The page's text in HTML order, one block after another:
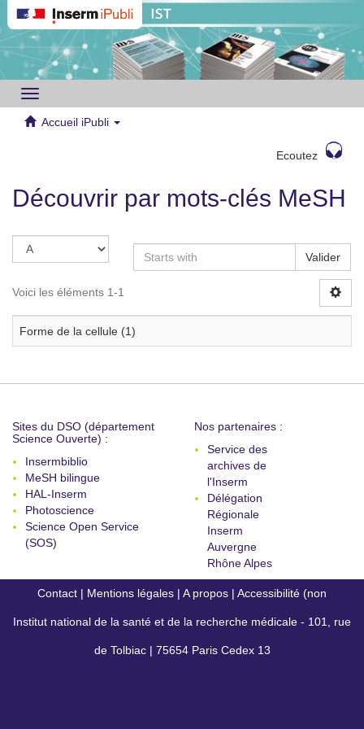
Toggle
navigation
Accueil iPubli
Ecoutez
Découvrir par mots-clés MeSH
Valider
Voici les éléments 1-1
Forme de la cellule (1)
Sites du DSO (département
Science Ouverte) :
Insermbiblio
MeSH bilingue
HAL-Inserm
Photoscience
Science Open Service
(SOS)
Nos partenaires :
Service des
archives de
l'Inserm
Délégation
Régionale
Inserm
Auvergne
Rhône Alpes
Contact | Mentions légales | A propos | Accessibilité (non
conforme)
Institut national de la santé et de la recherche médicale - 101, rue
de Tolbiac | 75654 Paris Cedex 13